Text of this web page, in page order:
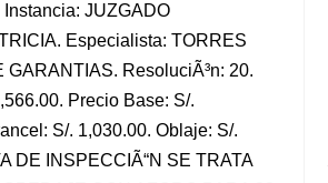
JUZGADO
Especialista: TORRES
ResoluciÃ³n: 20.
Precio Base: S/.
S/. 1,030.00. Oblaje: S/.
DE INSPECCIÃ“N SE TRATA